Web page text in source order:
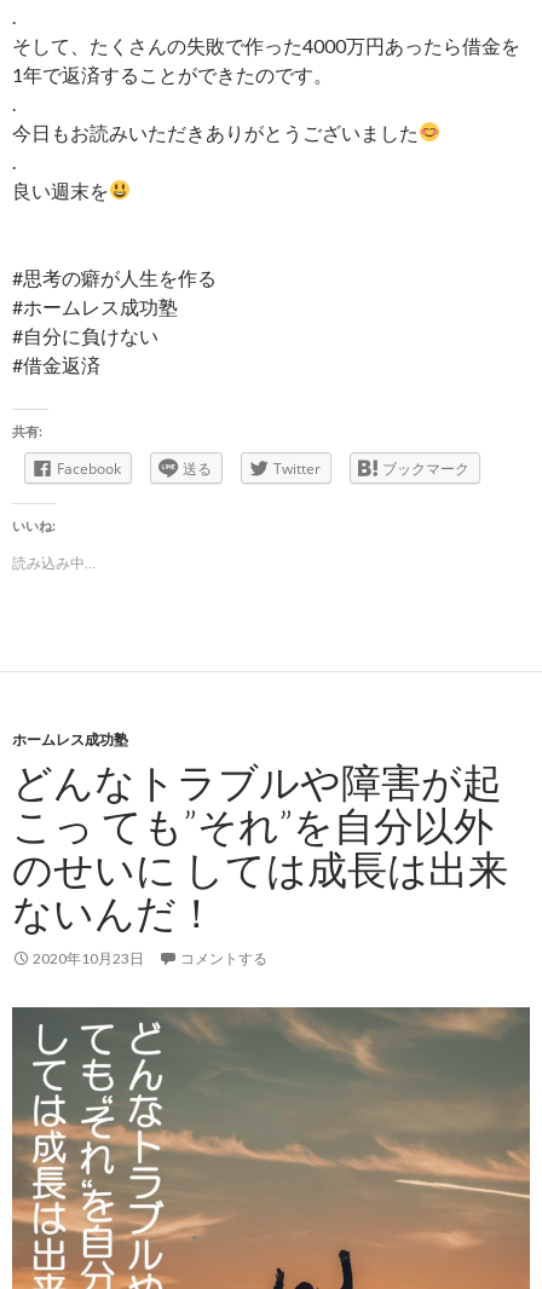
そして、たくさんの失敗で作った4000万円あったら借金を
1年で返済することができたのです。
今日もお読みいただきありがとうございました
良い週末を
#思考の癖が人生を作る
#ホームレス成功塾
#自分に負けない
#借金返済
共有:
Facebook 送る Twitter ブックマーク
いいね:
読み込み中...
ホームレス成功塾
どんなトラブルや障害が起
こっ ても”それ”を自分以外
のせいに しては成長は出来
ないんだ！
2020年10月23日 コメントする